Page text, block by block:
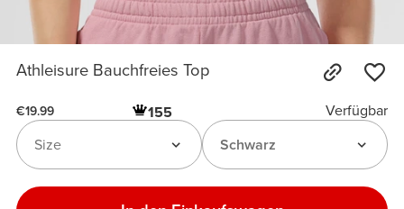
Athleisure Bauchfreies Top
€19.99 155
Verfügbar
Schwarz
Size